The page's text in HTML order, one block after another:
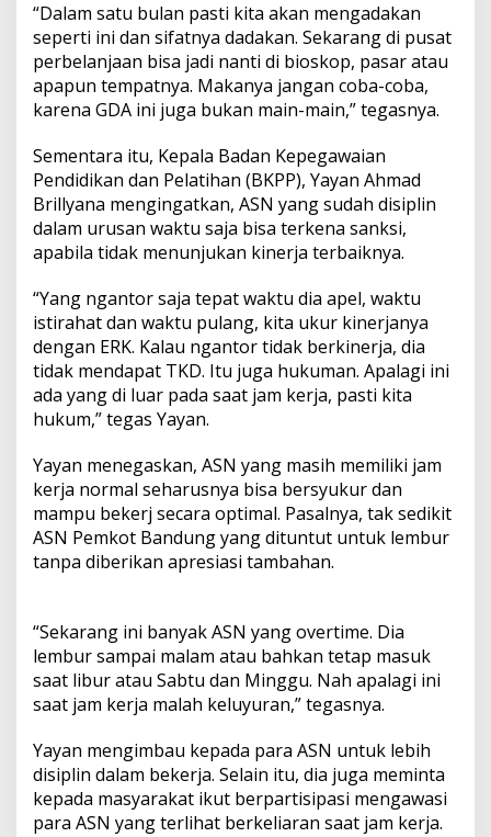
“Dalam satu bulan pasti kita akan mengadakan
seperti ini dan sifatnya dadakan. Sekarang di pusat
perbelanjaan bisa jadi nanti di bioskop, pasar atau
apapun tempatnya. Makanya jangan coba-coba,
karena GDA ini juga bukan main-main,” tegasnya.
Sementara itu, Kepala Badan Kepegawaian
Pendidikan dan Pelatihan (BKPP), Yayan Ahmad
Brillyana mengingatkan, ASN yang sudah disiplin
dalam urusan waktu saja bisa terkena sanksi,
apabila tidak menunjukan kinerja terbaiknya.
“Yang ngantor saja tepat waktu dia apel, waktu
istirahat dan waktu pulang, kita ukur kinerjanya
dengan ERK. Kalau ngantor tidak berkinerja, dia
tidak mendapat TKD. Itu juga hukuman. Apalagi ini
ada yang di luar pada saat jam kerja, pasti kita
hukum,” tegas Yayan.
Yayan menegaskan, ASN yang masih memiliki jam
kerja normal seharusnya bisa bersyukur dan
mampu bekerj secara optimal. Pasalnya, tak sedikit
ASN Pemkot Bandung yang dituntut untuk lembur
tanpa diberikan apresiasi tambahan.
“Sekarang ini banyak ASN yang overtime. Dia
lembur sampai malam atau bahkan tetap masuk
saat libur atau Sabtu dan Minggu. Nah apalagi ini
saat jam kerja malah keluyuran,” tegasnya.
Yayan mengimbau kepada para ASN untuk lebih
disiplin dalam bekerja. Selain itu, dia juga meminta
kepada masyarakat ikut berpartisipasi mengawasi
para ASN yang terlihat berkeliaran saat jam kerja.